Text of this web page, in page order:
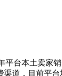
台本土卖家
道，目前平